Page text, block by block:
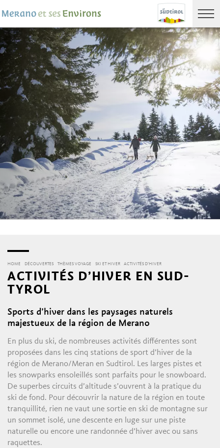
HOME DÉCOUVERTES THÈMES VOYAGE SKI ET HIVER ACTIVITÉS D’HIVER
ACTIVITÉS D’HIVER EN SUD-
TYROL
Sports d’hiver dans les paysages naturels
majestueux de la région de Merano
En plus du ski, de nombreuses activités différentes sont
proposées dans les cinq stations de sport d’hiver de la
région de Merano/Meran en Sudtirol. Les larges pistes et
les snowparks ensoleillés sont parfaits pour le snowboard.
De superbes circuits d’altitude s’ouvrent à la pratique du
ski de fond. Pour découvrir la nature de la région en toute
tranquillité, rien ne vaut une sortie en ski de montagne sur
un sommet isolé, une descente en luge sur une piste
naturelle ou encore une randonnée d’hiver avec ou sans
raquettes.